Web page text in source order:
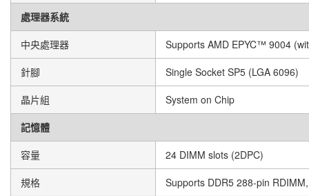
處理器系統
中央處理器
Supports AMD EPYC™ 9004
針腳
Single Socket SP5 (LGA 6096)
晶片組
System on Chip
記憶體
容量
24 DIMM slots (2DPC)
規格
Supports DDR5 288-pin